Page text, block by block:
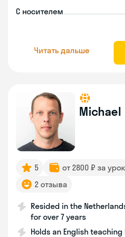
С носителем
Читать дальше
Michael
5 от 2800 ₽ за урок
2 отзыва
Resided in the
for over 7 years
Holds an English